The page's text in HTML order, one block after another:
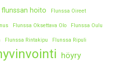
flunssan hoito Flunssa Oireet
Flunssa Oksettava Olo Flunssa Oulu
Flunssa Rintakipu Flunssa Ripuli
höyry